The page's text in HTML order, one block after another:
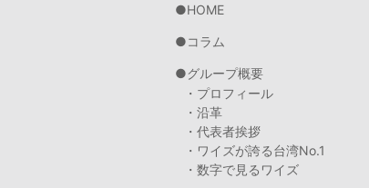
HOME
コラム
グループ概要
・プロフィール
・沿革
・代表者挨拶
・ワイズが誇る台湾No.1
・数字で見るワイズ